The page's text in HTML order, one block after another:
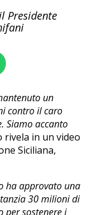
Presidente
un
contro il caro
Siamo accanto
rivela in un video
Siciliana,
ha approvato una
30 milioni di
per sostenere i